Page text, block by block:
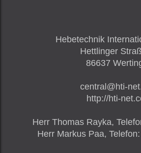
Hebetechnik
Hettlinger
86637
central@hti-
http://hti-
Herr Thomas Rayka,
Herr Markus Paa, Telefon: